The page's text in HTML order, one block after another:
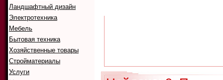
Ландшафтный дизайн
Электротехника
Мебель
Бытовая техника
Хозяйственные товары
Стройматериалы
Услуги